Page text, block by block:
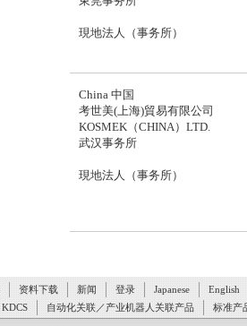
現地法人（事务所）
China 中国
考世美(上海)貿易有限公司
KOSMEK（CHINA）LTD.
武汉事务所
現地法人（事务所）
资料下载 新闻 登录 Japanese
English
KDCS 自动化关联／产业机器人关联产品 标准产